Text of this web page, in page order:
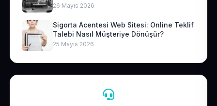
26 Mayıs 2026
Sigorta Acentesi Web Sitesi: Online Teklif
Talebi Nasıl Müşteriye Dönüşür?
25 Mayıs 2026